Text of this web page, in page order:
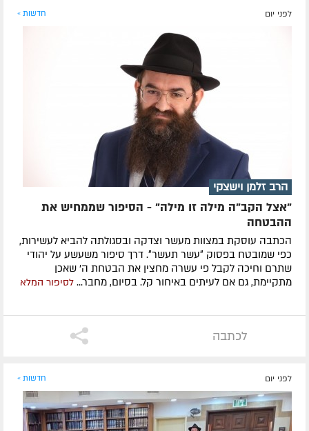
לפני יום חדשות »
הרב זלמן וישצקי
"אצל הקב"ה מילה זו מילה" - הסיפור שממחיש את
ההבטחה
הכתבה עוסקת במצוות מעשר וצדקה ובסגולתה להביא לעשירות,
כפי שמובטח בפסוק ״עשר תעשר״. דרך סיפור משעשע על יהודי
שתרם וחיכה לקבל פי עשרה מחצין את הבטחת ה' שאכן
מתקיימת, גם אם לעיתים באיחור קל. בסיום, מחבר... לסיפור המלא
לכתבה
לפני יום חדשות »